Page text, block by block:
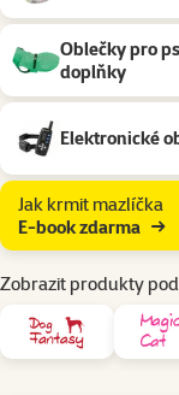
Oblečky pro
doplňky
Elektronické
Jak krmit mazlíčka
E-book zdarma
Zobrazit produkty